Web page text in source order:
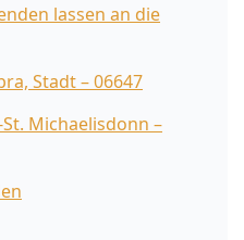
lassen an die
Stadt – 06647
Michaelisdonn –